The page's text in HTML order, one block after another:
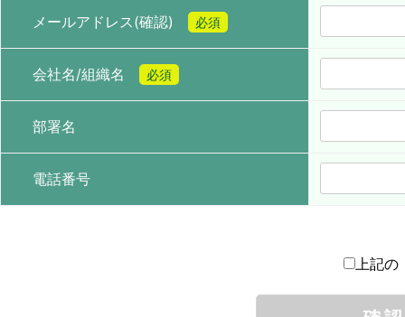
メールアドレス(確認) 必須
会社名/組織名 必須
部署名
電話番号
上記の